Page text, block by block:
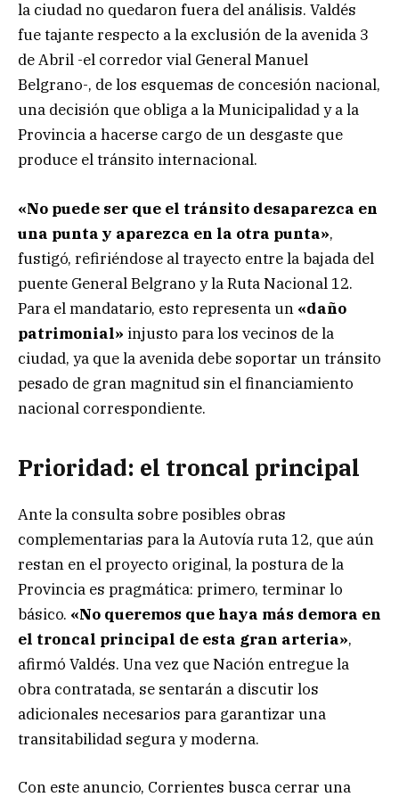
la ciudad no quedaron fuera del análisis. Valdés
fue tajante respecto a la exclusión de la avenida 3
de Abril -el corredor vial General Manuel
Belgrano-, de los esquemas de concesión nacional,
una decisión que obliga a la Municipalidad y a la
Provincia a hacerse cargo de un desgaste que
produce el tránsito internacional.
«No puede ser que el tránsito desaparezca en
una punta y aparezca en la otra punta»,
fustigó, refiriéndose al trayecto entre la bajada del
puente General Belgrano y la Ruta Nacional 12.
Para el mandatario, esto representa un «daño
patrimonial» injusto para los vecinos de la
ciudad, ya que la avenida debe soportar un tránsito
pesado de gran magnitud sin el financiamiento
nacional correspondiente.
Prioridad: el troncal principal
Ante la consulta sobre posibles obras
complementarias para la Autovía ruta 12, que aún
restan en el proyecto original, la postura de la
Provincia es pragmática: primero, terminar lo
básico. «No queremos que haya más demora en
el troncal principal de esta gran arteria»,
afirmó Valdés. Una vez que Nación entregue la
obra contratada, se sentarán a discutir los
adicionales necesarios para garantizar una
transitabilidad segura y moderna.
Con este anuncio, Corrientes busca cerrar una